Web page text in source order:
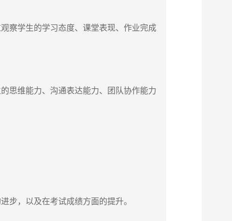
察学生的学习态度、课堂表现、作业完成
思维能力、沟通表达能力、团队协作能力
，以及在考试成绩方面的提升。